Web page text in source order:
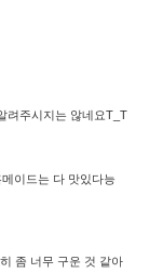
려주시지는 않네요T_T
이드는 다 맛있다능
좀 너무 구운 것 같아